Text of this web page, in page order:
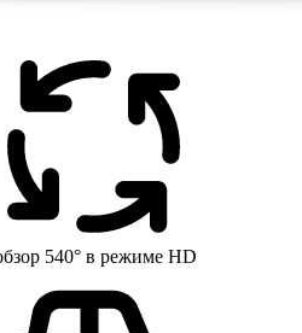
540° в режиме HD